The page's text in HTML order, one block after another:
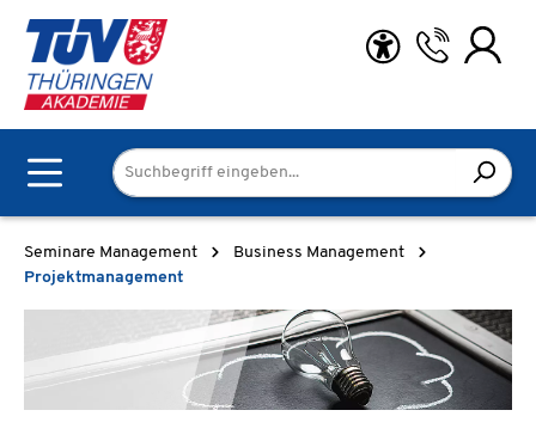
Zum Hauptinhalt springen
Seminare Management
Business Management
Projektmanagement